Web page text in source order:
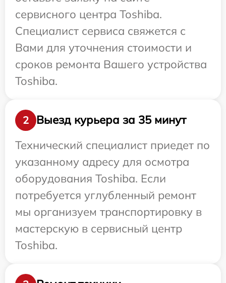
сервисного центра Toshiba.
Специалист сервиса свяжется с
Вами для уточнения стоимости и
сроков ремонта Вашего устройства
Toshiba.
2
Выезд курьера за 35 минут
Технический специалист приедет по
указанному адресу для осмотра
оборудования Toshiba. Если
потребуется углубленный ремонт
мы организуем транспортировку в
мастерскую в сервисный центр
Toshiba.